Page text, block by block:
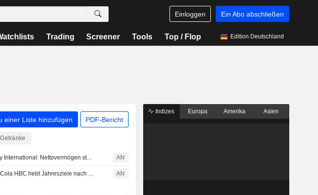
Einloggen Ein Abo abschließen
Trading Screener Tools Top / Flop Edition Deutschland
einer Liste hinzufügen PDF-Bericht
Murray International: Nettovermögen steigt, Performance bleibt aber hinter Benchmark zurück AN
Coca-Cola HBC hebt Jahresziele nach Verbesserung im ersten Halbjahr an AN
Indizes Europa Amerika Asien